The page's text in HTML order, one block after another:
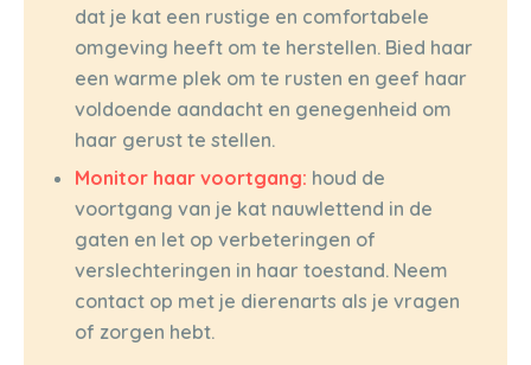
dat je kat een rustige en comfortabele
omgeving heeft om te herstellen. Bied haar
een warme plek om te rusten en geef haar
voldoende aandacht en genegenheid om
haar gerust te stellen.
Monitor haar voortgang: houd de
voortgang van je kat nauwlettend in de
gaten en let op verbeteringen of
verslechteringen in haar toestand. Neem
contact op met je dierenarts als je vragen
of zorgen hebt.